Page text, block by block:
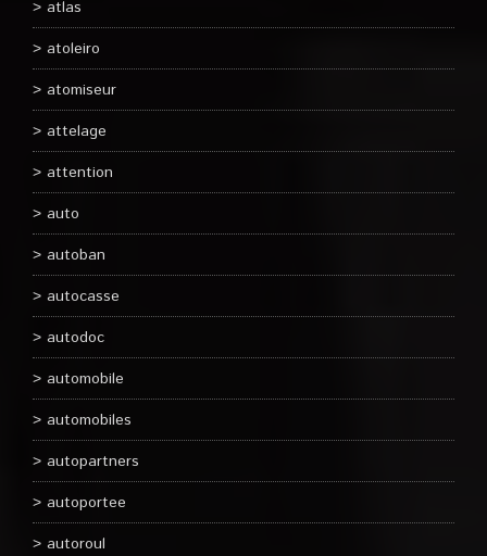
atlas
atoleiro
atomiseur
attelage
attention
auto
autoban
autocasse
autodoc
automobile
automobiles
autopartners
autoportee
autoroul